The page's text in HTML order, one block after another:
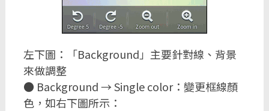
左下圖：「Background」主要針對線、背景
來做調整
● Background → Single color：變更框線顏
色，如右下圖所示：